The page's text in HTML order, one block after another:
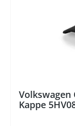
Volkswagen
Kappe